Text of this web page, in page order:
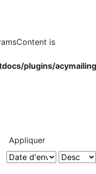
is
plugins/
Appliquer